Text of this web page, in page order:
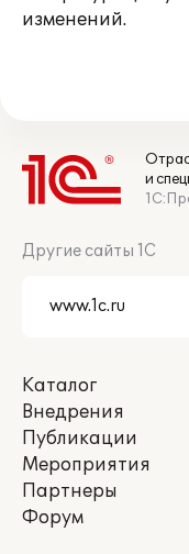
изменений.
и
Другие сайты 1С
Каталог
Внедрения
Публикации
Мероприятия
Партнеры
Форум